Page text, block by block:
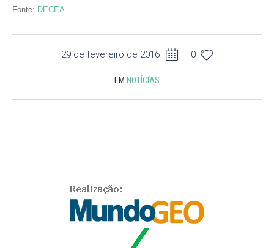
Fonte: DECEA
29 de fevereiro de 2016 0
EM NOTÍCIAS